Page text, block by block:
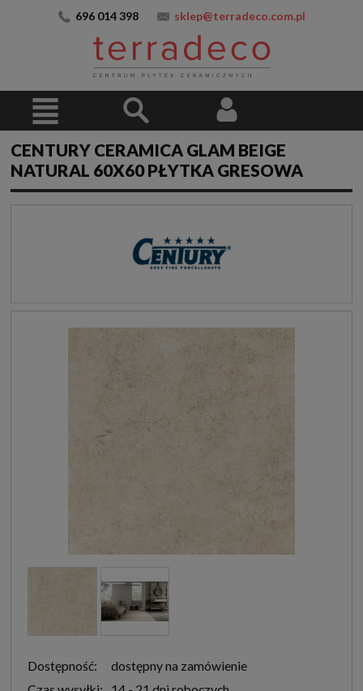
696 014 398 sklep@terradeco.com.pl
CENTURY CERAMICA GLAM BEIGE
NATURAL 60X60 PŁYTKA GRESOWA
Dostępność:
dostępny na zamówienie